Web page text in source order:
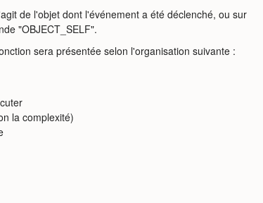
de l'objet dont l'événement a été déclenché, ou sur
"OBJECT_SELF".
sera présentée selon l'organisation suivante :
la complexité)